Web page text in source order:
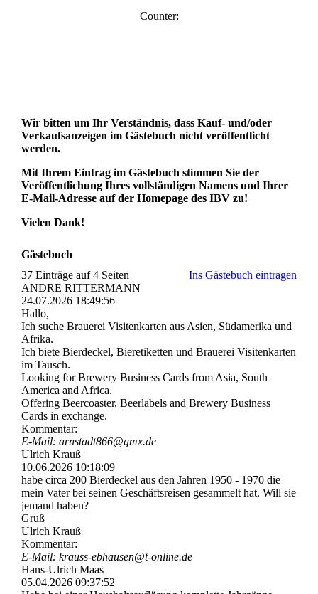
Counter:
Wir bitten um Ihr Verständnis, dass Kauf- und/oder
Verkaufsanzeigen im Gästebuch nicht veröffentlicht
werden.
Mit Ihrem Eintrag im Gästebuch stimmen Sie der
Veröffentlichung Ihres vollständigen Namens und Ihrer
E-Mail-Adresse auf der Homepage des IBV zu!
Vielen Dank!
Gästebuch
37 Einträge auf 4 Seiten
Ins Gästebuch eintragen
ANDRE RITTERMANN
24.07.2026 18:49:56
Hallo,
Ich suche Brauerei Visitenkarten aus Asien, Südamerika und
Afrika.
Ich biete Bierdeckel, Bieretiketten und Brauerei Visitenkarten
im Tausch.
Looking for Brewery Business Cards from Asia, South
America and Africa.
Offering Beercoaster, Beerlabels and Brewery Business
Cards in exchange.
Kommentar:
E-Mail: arnstadt866@gmx.de
Ulrich Krauß
10.06.2026 10:18:09
habe circa 200 Bierdeckel aus den Jahren 1950 - 1970 die
mein Vater bei seinen Geschäftsreisen gesammelt hat. Will sie
jemand haben?
Gruß
Ulrich Krauß
Kommentar:
E-Mail: krauss-­ebhausen@­t-­online.­de
Hans-Ulrich Maas
05.04.2026 09:37:52